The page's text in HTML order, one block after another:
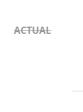
ACTUAL